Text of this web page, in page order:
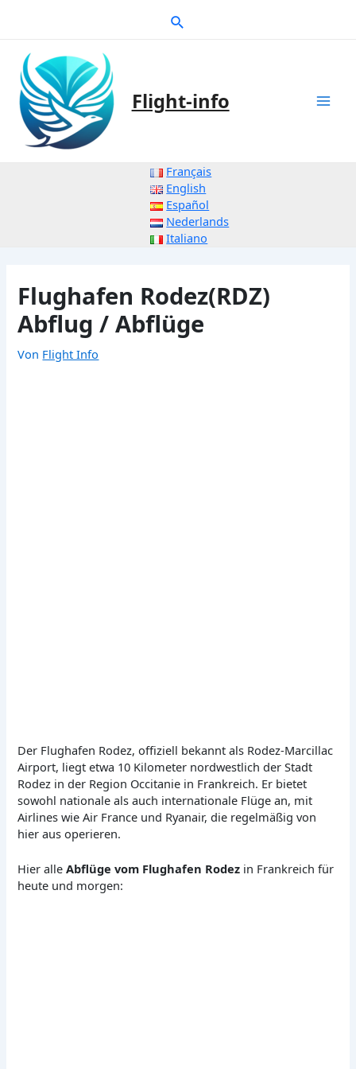
Suche
Flight-info
Français
English
Español
Nederlands
Italiano
Flughafen Rodez(RDZ)
Abflug / Abflüge
Von Flight Info
Der Flughafen Rodez, offiziell bekannt als Rodez-Marcillac
Airport, liegt etwa 10 Kilometer nordwestlich der Stadt
Rodez in der Region Occitanie in Frankreich. Er bietet
sowohl nationale als auch internationale Flüge an, mit
Airlines wie Air France und Ryanair, die regelmäßig von
hier aus operieren.
Hier alleAbflüge vom Flughafen Rodez in Frankreich für
heute und morgen: